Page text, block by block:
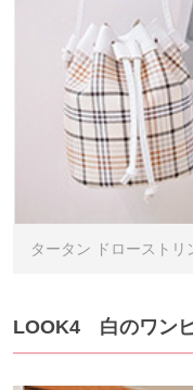
タータン ドロースト
LOOK4 白のワン